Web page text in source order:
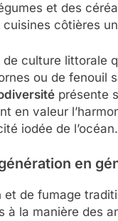
et des
côtières
culture littorale
ou de fenouil
présente
en valeur
iodée de l’océan.
en
et de fumage
à la manière des